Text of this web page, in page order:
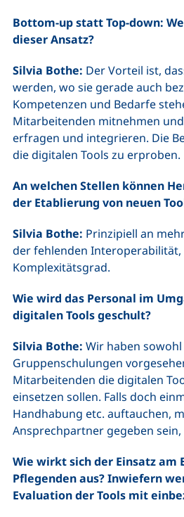
Bottom-up statt Top-down:
dieser Ansatz?
Silvia Bothe: Der Vorteil ist,
werden, wo sie gerade auch
Kompetenzen und Bedarfe
Mitarbeitenden mitnehmen
erfragen und integrieren. Die
die digitalen Tools zu erproben.
An welchen Stellen können
der Etablierung von neuen
Silvia Bothe: Prinzipiell an
der fehlenden Interoperabilität,
Komplexitätsgrad.
Wie wird das Personal im
digitalen Tools geschult?
Silvia Bothe: Wir haben sowohl
Gruppenschulungen
Mitarbeitenden die digitalen
einsetzen sollen. Falls doch
Handhabung etc. auftauchen,
Ansprechpartner gegeben
Wie wirkt sich der Einsatz am
Pflegenden aus? Inwiefern
Evaluation der Tools mit